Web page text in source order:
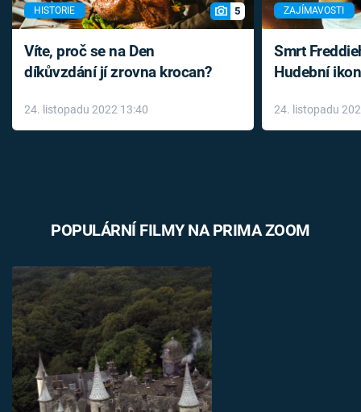
HISTORIE 5
Víte, proč se na Den
díkůvzdání jí zrovna krocan?
24. listopadu 2022 13:40
ZAJÍMAVOSTI
Smrt
Hudební
léky
24. listopadu
POPULÁRNÍ FILMY NA PRIMA ZOOM